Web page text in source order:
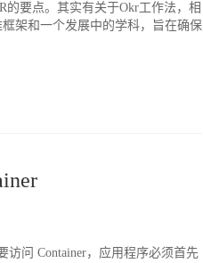
要点。其实有关于Okr工作法，相
架和一个发展中的学科，旨在确保
访问 Container，应用程序必须首先